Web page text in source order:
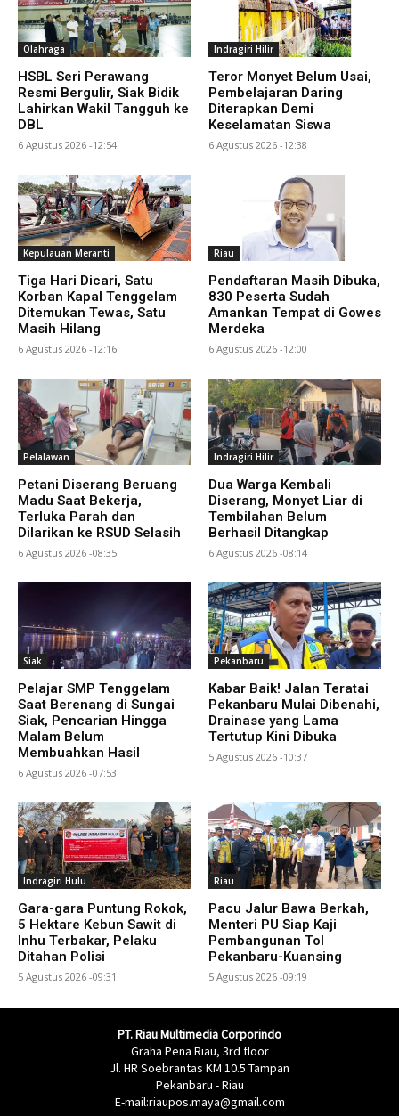
Olahraga
HSBL Seri Perawang
Resmi Bergulir, Siak Bidik
Lahirkan Wakil Tangguh ke
DBL
6 Agustus 2026 -12:54
Indragiri Hilir
Teror Monyet Belum Usai,
Pembelajaran Daring
Diterapkan Demi
Keselamatan Siswa
6 Agustus 2026 -12:38
Kepulauan Meranti
Tiga Hari Dicari, Satu
Korban Kapal Tenggelam
Ditemukan Tewas, Satu
Masih Hilang
6 Agustus 2026 -12:16
Riau
Pendaftaran Masih Dibuka,
830 Peserta Sudah
Amankan Tempat di Gowes
Merdeka
6 Agustus 2026 -12:00
Pelalawan
Petani Diserang Beruang
Madu Saat Bekerja,
Terluka Parah dan
Dilarikan ke RSUD Selasih
6 Agustus 2026 -08:35
Indragiri Hilir
Dua Warga Kembali
Diserang, Monyet Liar di
Tembilahan Belum
Berhasil Ditangkap
6 Agustus 2026 -08:14
Siak
Pelajar SMP Tenggelam
Saat Berenang di Sungai
Siak, Pencarian Hingga
Malam Belum
Membuahkan Hasil
6 Agustus 2026 -07:53
Pekanbaru
Kabar Baik! Jalan Teratai
Pekanbaru Mulai Dibenahi,
Drainase yang Lama
Tertutup Kini Dibuka
5 Agustus 2026 -10:37
Indragiri Hulu
Gara-gara Puntung Rokok,
5 Hektare Kebun Sawit di
Inhu Terbakar, Pelaku
Ditahan Polisi
5 Agustus 2026 -09:31
Riau
Pacu Jalur Bawa Berkah,
Menteri PU Siap Kaji
Pembangunan Tol
Pekanbaru-Kuansing
5 Agustus 2026 -09:19
PT. Riau Multimedia Corporindo
Graha Pena Riau, 3rd floor
Jl. HR Soebrantas KM 10.5 Tampan
Pekanbaru - Riau
E-mail:riaupos.maya@gmail.com